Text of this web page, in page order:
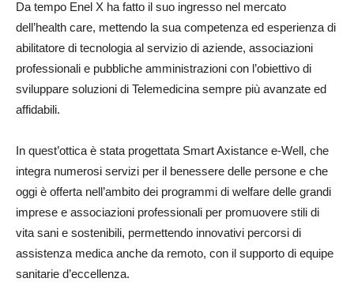
Da tempo Enel X ha fatto il suo ingresso nel mercato
dell’health care, mettendo la sua competenza ed esperienza di
abilitatore di tecnologia al servizio di aziende, associazioni
professionali e pubbliche amministrazioni con l’obiettivo di
sviluppare soluzioni di Telemedicina sempre più avanzate ed
affidabili.
In quest’ottica è stata progettata Smart Axistance e-Well, che
integra numerosi servizi per il benessere delle persone e che
oggi è offerta nell’ambito dei programmi di welfare delle grandi
imprese e associazioni professionali per promuovere stili di
vita sani e sostenibili, permettendo innovativi percorsi di
assistenza medica anche da remoto, con il supporto di equipe
sanitarie d’eccellenza.